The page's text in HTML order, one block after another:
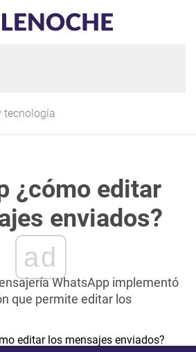
tecnología
¿cómo editar
enviados?
ad
WhatsApp implementó
que permite editar los